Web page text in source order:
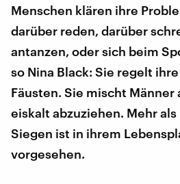
Menschen klären ihre
darüber reden, darüber
antanzen, oder sich beim
so Nina Black: Sie regelt
Fäusten. Sie mischt Männer
eiskalt abzuziehen. Mehr
Siegen ist in ihrem
vorgesehen.